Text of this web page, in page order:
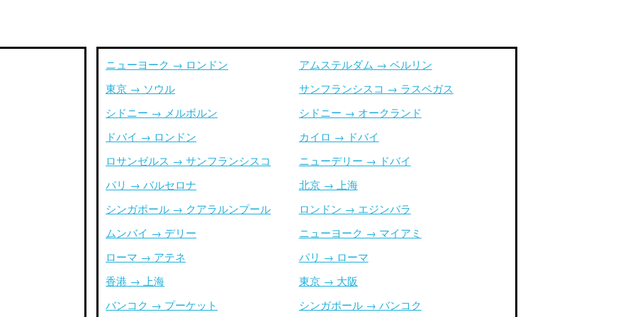
ニューヨーク → ロンドン
東京 → ソウル
シドニー → メルボルン
ドバイ → ロンドン
ロサンゼルス → サンフランシスコ
パリ → バルセロナ
シンガポール → クアラルンプール
ムンバイ → デリー
ローマ → アテネ
香港 → 上海
バンコク → プーケット
アムステルダム → ベルリン
サンフランシスコ → ラスベガス
シドニー → オークランド
カイロ → ドバイ
ニューデリー → ドバイ
北京 → 上海
ロンドン → エジンバラ
ニューヨーク → マイアミ
パリ → ローマ
東京 → 大阪
シンガポール → バンコク